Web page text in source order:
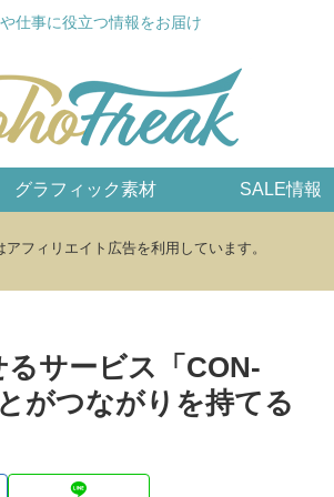
仕事に役立つ情報をお届け
グラフィック素材 SALE情報
フィリエイト広告を利用しています。
サービス「CON-
がつながりを持てる